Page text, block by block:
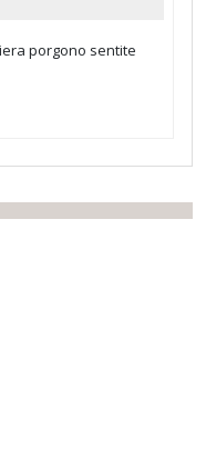
porgono sentite